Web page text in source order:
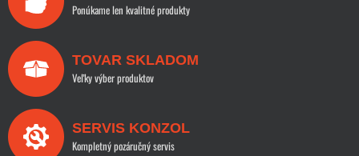
Ponúkame len kvalitné produkty
TOVAR SKLADOM
Veľky výber produktov
SERVIS KONZOL
Kompletný pozáručný servis